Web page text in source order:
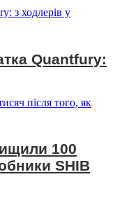
Quantfury:
100
SHIB